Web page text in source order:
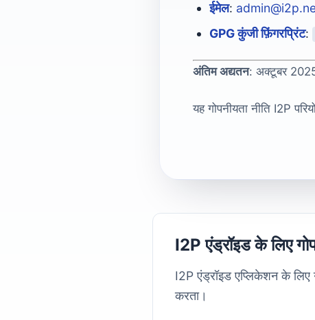
ईमेल:
GPG कुंजी फ़िंगरप्रिंट:
अंतिम अद्यतन: अक्टूबर
यह गोपनीयता नीति I2P
I2P एंड्रॉइड के लिए
I2P एंड्रॉइड एप्लिकेशन के लिए
करता।